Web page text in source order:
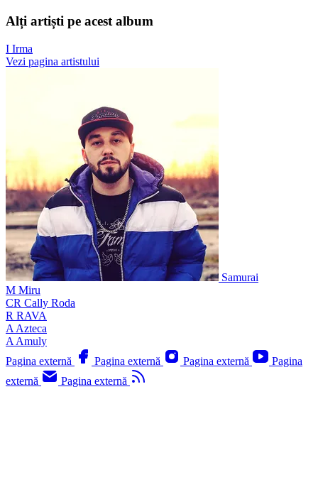
Alți artiști pe acest album
I Irma
Vezi pagina artistului
Samurai
M Miru
CR Cally Roda
R RAVA
A Azteca
A Amuly
Pagina externă
Pagina externă Pagina externă
Pagina
externă
Pagina externă